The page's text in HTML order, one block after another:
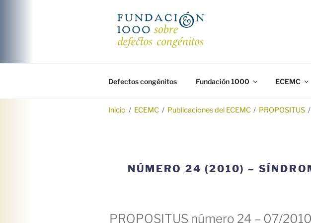
Defectos congénitos Fundación 1000 ECEMC
Inicio / ECEMC / Publicaciones del ECEMC / PROPOSITUS /
NÚMERO 24 (2010) –
PROPOSITUS número 24 – 07/2010